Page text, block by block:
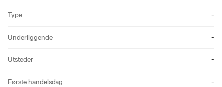
Type -
Underliggende -
Utsteder -
Første handelsdag -